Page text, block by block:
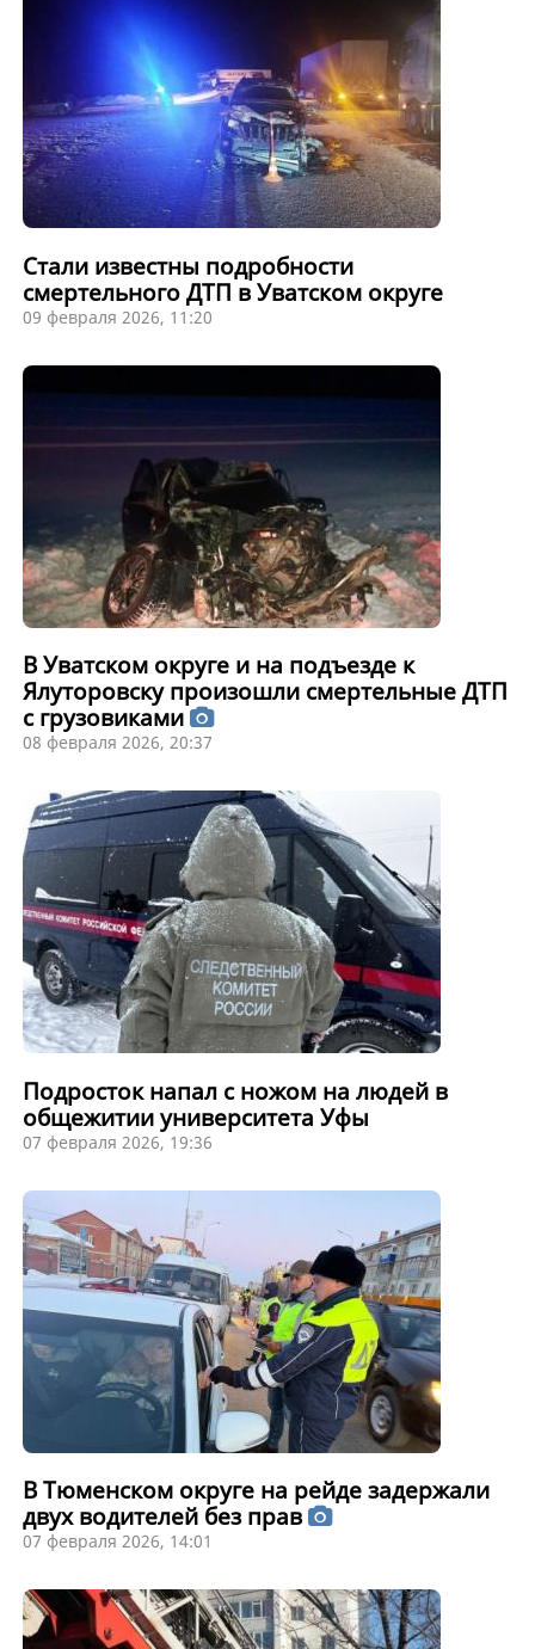
Стали известны подробности
смертельного ДТП в Уватском округе
09 февраля 2026, 11:20
В Уватском округе и на подъезде к
Ялуторовску произошли смертельные ДТП
с грузовиками
08 февраля 2026, 20:37
Подросток напал с ножом на людей в
общежитии университета Уфы
07 февраля 2026, 19:36
В Тюменском округе на рейде задержали
двух водителей без прав
07 февраля 2026, 14:01